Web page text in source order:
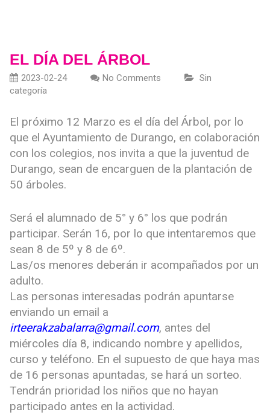
EL DÍA DEL ÁRBOL
2023-02-24 No Comments
Sin
categoría
El próximo 12 Marzo es el día del Árbol, por lo
que el Ayuntamiento de Durango, en colaboración
con los colegios, nos invita a que la juventud de
Durango, sean de encarguen de la plantación de
50 árboles.
Será el alumnado de 5° y 6° los que podrán
participar. Serán 16, por lo que intentaremos que
sean 8 de 5º y 8 de 6º.
Las/os menores deberán ir acompañados por un
adulto.
Las personas interesadas podrán apuntarse
enviando un email a
irteerakzabalarra@gmail.com, antes del
miércoles día 8, indicando nombre y apellidos,
curso y teléfono. En el supuesto de que haya mas
de 16 personas apuntadas, se hará un sorteo.
Tendrán prioridad los niños que no hayan
participado antes en la actividad.